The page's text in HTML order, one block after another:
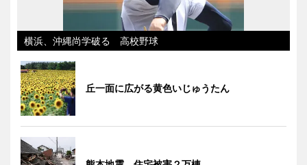
横浜、沖縄尚学破る 高校野球
丘一面に広がる黄色いじゅうたん